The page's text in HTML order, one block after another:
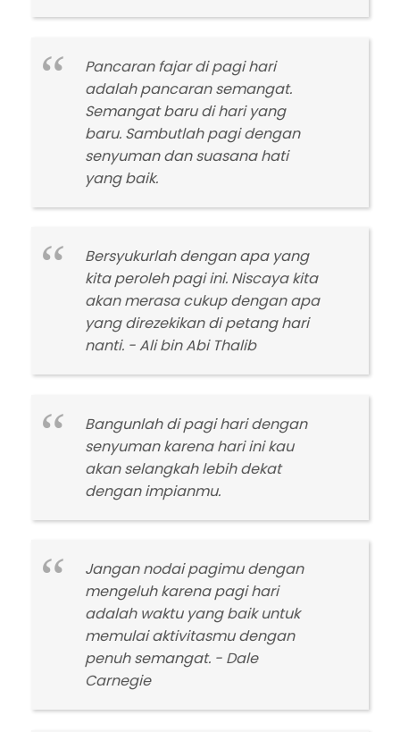
Pancaran fajar di pagi hari
adalah pancaran semangat.
Semangat baru di hari yang
baru. Sambutlah pagi dengan
senyuman dan suasana hati
yang baik.
Bersyukurlah dengan apa yang
kita peroleh pagi ini. Niscaya kita
akan merasa cukup dengan apa
yang direzekikan di petang hari
nanti. - Ali bin Abi Thalib
Bangunlah di pagi hari dengan
senyuman karena hari ini kau
akan selangkah lebih dekat
dengan impianmu.
Jangan nodai pagimu dengan
mengeluh karena pagi hari
adalah waktu yang baik untuk
memulai aktivitasmu dengan
penuh semangat. - Dale
Carnegie